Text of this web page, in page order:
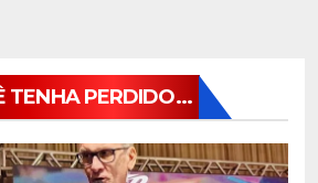
TENHA PERDIDO...